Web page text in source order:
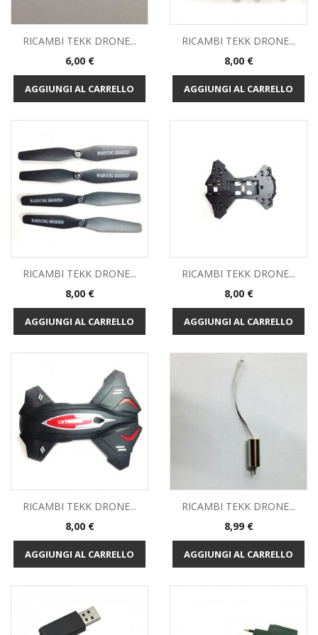
RICAMBI TEKK DRONE...
Prezzo
6,00 €
AGGIUNGI AL CARRELLO
RICAMBI TEKK DRONE...
Prezzo
8,00 €
AGGIUNGI AL CARRELLO
RICAMBI TEKK DRONE...
Prezzo
8,00 €
AGGIUNGI AL CARRELLO
RICAMBI TEKK DRONE...
Prezzo
8,00 €
AGGIUNGI AL CARRELLO
RICAMBI TEKK DRONE...
Prezzo
8,00 €
AGGIUNGI AL CARRELLO
RICAMBI TEKK DRONE...
Prezzo
8,99 €
AGGIUNGI AL CARRELLO